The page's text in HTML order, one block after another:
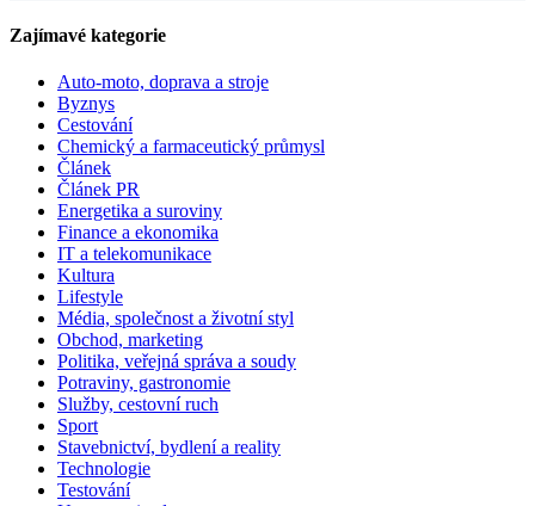
Zajímavé kategorie
Auto-moto, doprava a stroje
Byznys
Cestování
Chemický a farmaceutický průmysl
Článek
Článek PR
Energetika a suroviny
Finance a ekonomika
IT a telekomunikace
Kultura
Lifestyle
Média, společnost a životní styl
Obchod, marketing
Politika, veřejná správa a soudy
Potraviny, gastronomie
Služby, cestovní ruch
Sport
Stavebnictví, bydlení a reality
Technologie
Testování